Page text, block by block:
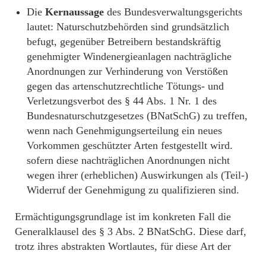
Die Kernaussage des Bundesverwaltungsgerichts
lautet: Naturschutzbehörden sind grundsätzlich
befugt, gegenüber Betreibern bestandskräftig
genehmigter Windenergieanlagen nachträgliche
Anordnungen zur Verhinderung von Verstößen
gegen das artenschutzrechtliche Tötungs- und
Verletzungsverbot des § 44 Abs. 1 Nr. 1 des
Bundesnaturschutzgesetzes (BNatSchG) zu treffen,
wenn nach Genehmigungserteilung ein neues
Vorkommen geschützter Arten festgestellt wird.
sofern diese nachträglichen Anordnungen nicht
wegen ihrer (erheblichen) Auswirkungen als (Teil-)
Widerruf der Genehmigung zu qualifizieren sind.
Ermächtigungsgrundlage ist im konkreten Fall die
Generalklausel des § 3 Abs. 2 BNatSchG. Diese darf,
trotz ihres abstrakten Wortlautes, für diese Art der